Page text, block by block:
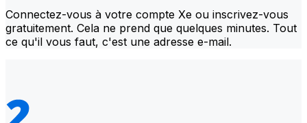
Connectez-vous à votre compte Xe ou inscrivez-vous
gratuitement. Cela ne prend que quelques minutes. Tout
ce qu'il vous faut, c'est une adresse e-mail.